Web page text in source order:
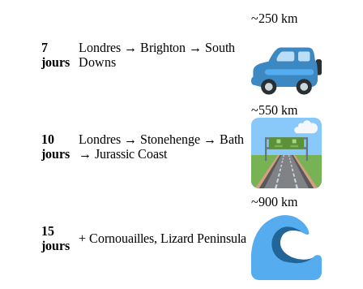
7
jours
Londres → Brighton → South
Downs
~250 km
10
jours
Londres → Stonehenge → Bath
→ Jurassic Coast
~550 km
15
jours
+ Cornouailles, Lizard Peninsula
~900 km